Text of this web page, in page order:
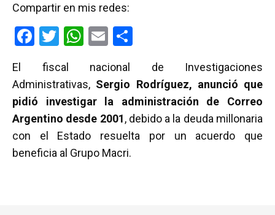
Compartir en mis redes:
F
ce
b
o
o
k
T
tt
er
W
at
s
A
p
p
E
ail m
p
ar
tir
El fiscal nacional de Investigaciones
Administrativas, Sergio Rodríguez, anunció que
pidió investigar la administración de Correo
Argentino desde 2001, debido a la deuda millonaria
con el Estado resuelta por un acuerdo que
beneficia al Grupo Macri.